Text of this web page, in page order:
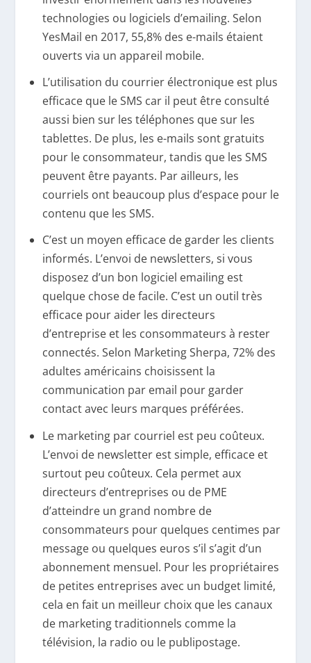
technologies ou logiciels d’emailing. Selon
YesMail en 2017, 55,8% des e-mails étaient
ouverts via un appareil mobile.
L’utilisation du courrier électronique est plus
efficace que le SMS car il peut être consulté
aussi bien sur les téléphones que sur les
tablettes. De plus, les e-mails sont gratuits
pour le consommateur, tandis que les SMS
peuvent être payants. Par ailleurs, les
courriels ont beaucoup plus d’espace pour le
contenu que les SMS.
C’est un moyen efficace de garder les clients
informés. L’envoi de newsletters, si vous
disposez d’un bon logiciel emailing est
quelque chose de facile. C’est un outil très
efficace pour aider les directeurs
d’entreprise et les consommateurs à rester
connectés. Selon Marketing Sherpa, 72% des
adultes américains choisissent la
communication par email pour garder
contact avec leurs marques préférées.
Le marketing par courriel est peu coûteux.
L’envoi de newsletter est simple, efficace et
surtout peu coûteux. Cela permet aux
directeurs d’entreprises ou de PME
d’atteindre un grand nombre de
consommateurs pour quelques centimes par
message ou quelques euros s’il s’agit d’un
abonnement mensuel. Pour les propriétaires
de petites entreprises avec un budget limité,
cela en fait un meilleur choix que les canaux
de marketing traditionnels comme la
télévision, la radio ou le publipostage.